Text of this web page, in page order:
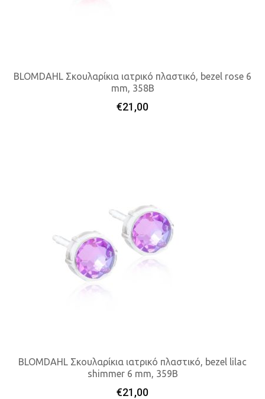
Προσθήκη Στο Καλάθι
BLOMDAHL Σκουλαρίκια ιατρικό πλαστικό, bezel rose 6
mm, 358B
€21,00
Προσθήκη Στο Καλάθι
BLOMDAHL Σκουλαρίκια ιατρικό πλαστικό, bezel lilac
shimmer 6 mm, 359B
€21,00